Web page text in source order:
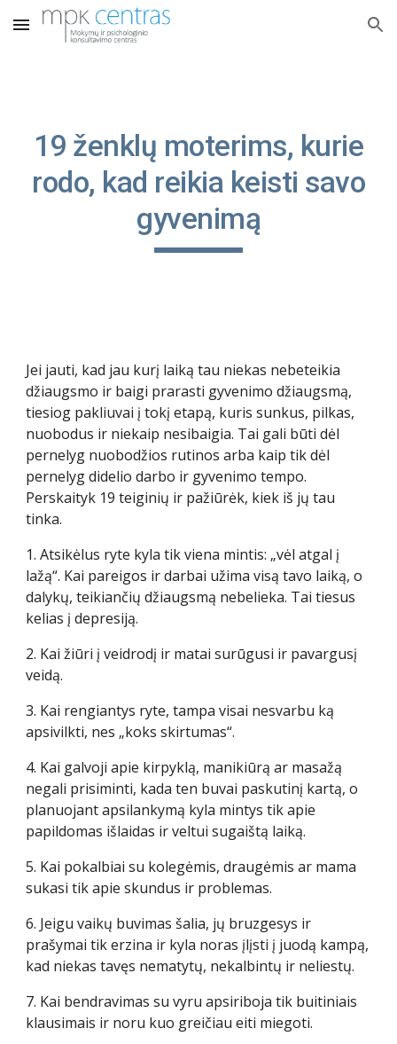
Skip to main content Skip to navigation
19 ženklų moterims, kurie
rodo, kad reikia keisti savo
gyvenimą
Jei jauti, kad jau kurį laiką tau niekas nebeteikia
džiaugsmo ir baigi prarasti gyvenimo džiaugsmą,
tiesiog pakliuvai į tokį etapą, kuris sunkus, pilkas,
nuobodus ir niekaip nesibaigia. Tai gali būti dėl
pernelyg nuobodžios rutinos arba kaip tik dėl
pernelyg didelio darbo ir gyvenimo tempo.
Perskaityk 19 teiginių ir pažiūrėk, kiek iš jų tau
tinka.
1. Atsikėlus ryte kyla tik viena mintis: „vėl atgal į
lažą“. Kai pareigos ir darbai užima visą tavo laiką, o
dalykų, teikiančių džiaugsmą nebelieka. Tai tiesus
kelias į depresiją.
2. Kai žiūri į veidrodį ir matai surūgusi ir pavargusį
veidą.
3. Kai rengiantys ryte, tampa visai nesvarbu ką
apsivilkti, nes „koks skirtumas“.
4. Kai galvoji apie kirpyklą, manikiūrą ar masažą
negali prisiminti, kada ten buvai paskutinį kartą, o
planuojant apsilankymą kyla mintys tik apie
papildomas išlaidas ir veltui sugaištą laiką.
5. Kai pokalbiai su kolegėmis, draugėmis ar mama
sukasi tik apie skundus ir problemas.
6. Jeigu vaikų buvimas šalia, jų bruzgesys ir
prašymai tik erzina ir kyla noras įlįsti į juodą kampą,
kad niekas tavęs nematytų, nekalbintų ir neliestų.
7. Kai bendravimas su vyru apsiriboja tik buitiniais
klausimais ir noru kuo greičiau eiti miegoti.